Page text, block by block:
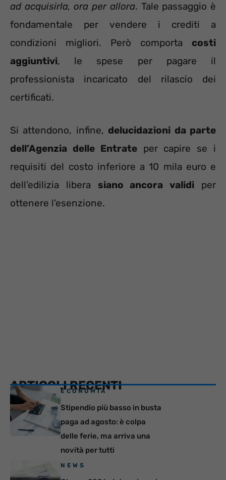
ad acquisirla, ora per allora. Tale passaggio è
fondamentale per vendere i crediti a
condizioni migliori. Però comporta costi
aggiuntivi, le spese per pagare il
professionista incaricato del rilascio dei
certificati.
Si attendono, infine, delucidazioni da parte
dell’Agenzia delle Entrateper capire se i
requisiti del costo inferiore a 10 mila euro e
dell’edilizia libera siano ancora validi per
ottenere l’esenzione.
ARTICOLI RECENTI
ECONOMIA
Stipendio più basso in busta
paga ad agosto: è colpa
delle ferie, ma arriva una
novità per tutti
NEWS